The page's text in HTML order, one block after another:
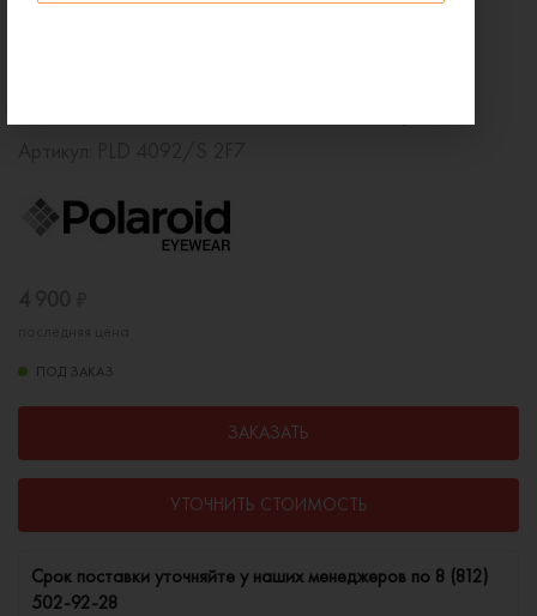
ПОД ЗАКАЗ
ЗАКАЗАТЬ
УТОЧНИТЬ СТОИМОСТЬ
Cрок поставки уточняйте у наших менеджеров по 8 (812)
502-92-28